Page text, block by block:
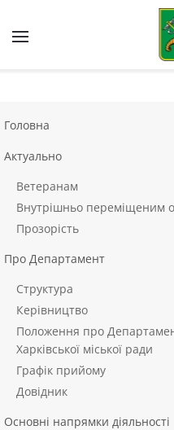
Skip to main content
Головна
Актуально
Ветеранам
Внутрішньо переміщеним
Прозорість
Про Департамент
Структура
Керівництво
Положення про
Харківської міської ради
Графік прийому
Довідник
Основні напрямки діяльності